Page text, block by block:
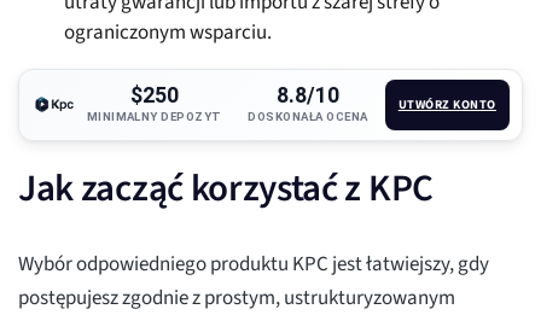
ograniczonym wsparciu.
$250
MINIMALNY DEPOZYT
8.8/10
DOSKONAŁA OCENA
UTWÓRZ KONTO
Jak zacząć korzystać z KPC
Wybór odpowiedniego produktu KPC jest łatwiejszy, gdy
postępujesz zgodnie z prostym, ustrukturyzowanym